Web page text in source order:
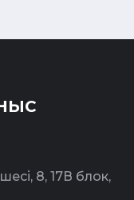
8, 17В блок,